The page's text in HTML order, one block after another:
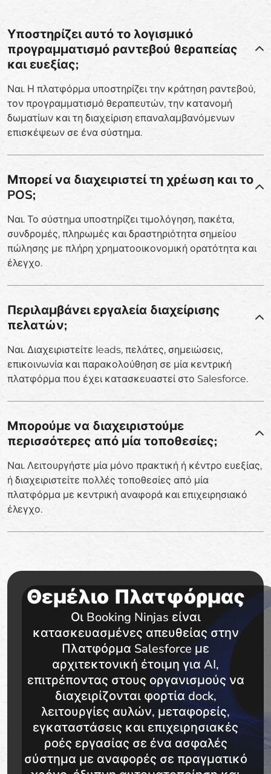
Υποστηρίζει αυτό το λογισμικό
προγραμματισμό ραντεβού θεραπείας
και ευεξίας;
Ναι. Η πλατφόρμα υποστηρίζει την κράτηση ραντεβού,
τον προγραμματισμό θεραπευτών, την κατανομή
δωματίων και τη διαχείριση επαναλαμβανόμενων
επισκέψεων σε ένα σύστημα.
Μπορεί να διαχειριστεί τη χρέωση και το
POS;
Ναι. Το σύστημα υποστηρίζει τιμολόγηση, πακέτα,
συνδρομές, πληρωμές και δραστηριότητα σημείου
πώλησης με πλήρη χρηματοοικονομική ορατότητα και
έλεγχο.
Περιλαμβάνει εργαλεία διαχείρισης
πελατών;
Ναι. Διαχειριστείτε leads, πελάτες, σημειώσεις,
επικοινωνία και παρακολούθηση σε μία κεντρική
πλατφόρμα που έχει κατασκευαστεί στο Salesforce.
Μπορούμε να διαχειριστούμε
περισσότερες από μία τοποθεσίες;
Ναι. Λειτουργήστε μία μόνο πρακτική ή κέντρο ευεξίας,
ή διαχειριστείτε πολλές τοποθεσίες από μία
πλατφόρμα με κεντρική αναφορά και επιχειρησιακό
έλεγχο.
Θεμέλιο Πλατφόρμας
Οι Booking Ninjas είναι
κατασκευασμένες απευθείας στην
Πλατφόρμα Salesforce με
αρχιτεκτονική έτοιμη για AI,
επιτρέποντας στους οργανισμούς να
διαχειρίζονται φορτία dock,
λειτουργίες αυλών, μεταφορείς,
εγκαταστάσεις και επιχειρησιακές
ροές εργασίας σε ένα ασφαλές
σύστημα με αναφορές σε πραγματικό